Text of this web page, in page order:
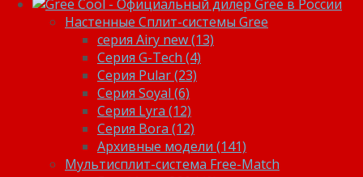
Настенные Сплит-системы Gree
серия Airy new (13)
Серия G-Tech (4)
Серия Pular (23)
Cерия Soyal (6)
Серия Lyra (12)
Серия Bora (12)
Архивные модели (141)
Мультисплит-система Free-Match